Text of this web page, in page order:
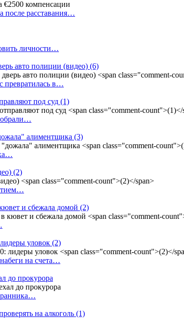
после расставания…
личности…
авто полиции (видео) (6)
превратилась в…
под суд (1)
алиментщика (3)
(2)
и сбежала домой (2)
уловок (2)
на счета…
до прокурора
на алкоголь (1)